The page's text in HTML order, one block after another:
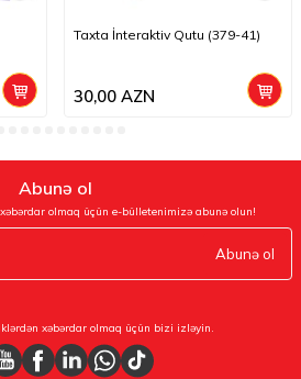
Taxta İnteraktiv Qutu (379-41)
30,00AZN
Abunə ol
olmaq üçün e-bülletenimizə abunə olun!
Abunə ol
xəbərdar olmaq üçün bizi izləyin.